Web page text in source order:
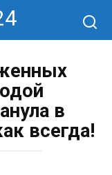
в
всегда!